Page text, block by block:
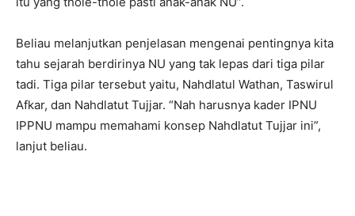
Beliau melanjutkan penjelasan mengenai pentingnya kita
tahu sejarah berdirinya NU yang tak lepas dari tiga pilar
tadi. Tiga pilar tersebut yaitu, Nahdlatul Wathan, Taswirul
Afkar, dan Nahdlatut Tujjar. “Nah harusnya kader IPNU
IPPNU mampu memahami konsep Nahdlatut Tujjar ini”,
lanjut beliau.